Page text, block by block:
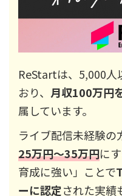
ReStartは、5,000人
おり、 月収100万円
属しています。
ライブ配信未経験の
25万円～35万円に
育成に強い」ことで
ーに認定された実績